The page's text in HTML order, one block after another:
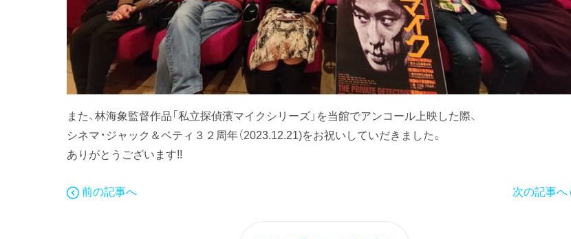
また、林海象監督作品「私立探偵濱マイクシリーズ」を当館でアンコール上映した際、
シネマ・ジャック＆ベティ３２周年（2023.12.21)をお祝いしていだきました。
ありがとうございます!!
前の記事へ 次の記事へ